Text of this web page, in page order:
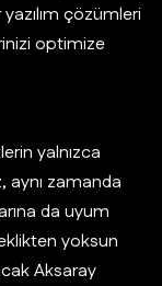
çözümleri
optimize
yalnızca
aynı zamanda
da uyum
yoksun
Aksaray